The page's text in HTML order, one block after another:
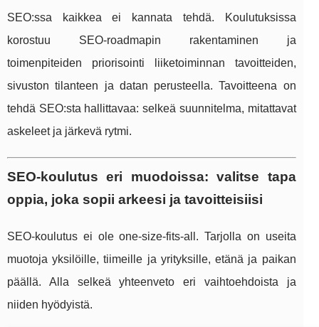
SEO:ssa kaikkea ei kannata tehdä. Koulutuksissa
korostuu SEO-roadmapin rakentaminen ja
toimenpiteiden priorisointi liiketoiminnan tavoitteiden,
sivuston tilanteen ja datan perusteella. Tavoitteena on
tehdä SEO:sta hallittavaa: selkeä suunnitelma, mitattavat
askeleet ja järkevä rytmi.
SEO-koulutus eri muodoissa: valitse tapa
oppia, joka sopii arkeesi ja tavoitteisiisi
SEO-koulutus ei ole one-size-fits-all. Tarjolla on useita
muotoja yksilöille, tiimeille ja yrityksille, etänä ja paikan
päällä. Alla selkeä yhteenveto eri vaihtoehdoista ja
niiden hyödyistä.